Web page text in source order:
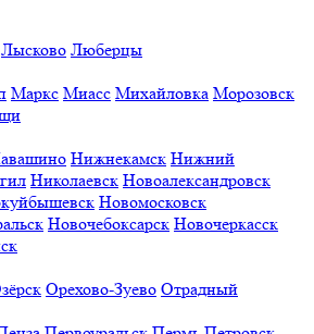
Лысково Люберцы
Маркс Миасс Михайловка Морозовск
Нижнекамск Нижний
Николаевск Новоалександровск
Новомосковск
Новочебоксарск Новочеркасск
Орехово-Зуево Отрадный